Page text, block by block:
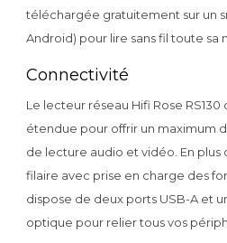
téléchargée gratuitement sur un
Android) pour lire sans fil toute sa
Connectivité
Le lecteur réseau Hifi Rose
étendue pour offrir un maximum
de lecture audio et vidéo. En
filaire avec prise en charge des
dispose de deux ports USB-A et
optique pour relier tous vos